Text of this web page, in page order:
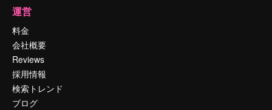
運営
料金
会社概要
Reviews
採用情報
検索トレンド
ブログ